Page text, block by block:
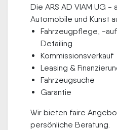
Die ARS AD VIAM UG
Automobile und Kunst
Fahrzeugpflege, -
Detailing
Kommissionsverkauf
Leasing &
Fahrzeugsuche
Garantie
Wir bieten faire
persönliche Beratung.